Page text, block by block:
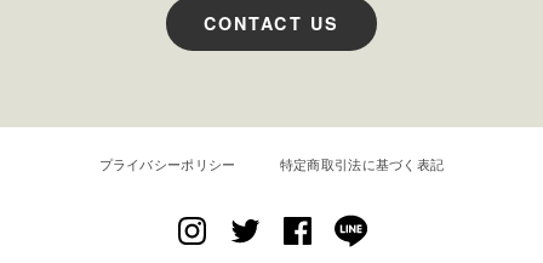
CONTACT US
プライバシーポリシー 特定商取引法に基づく表記